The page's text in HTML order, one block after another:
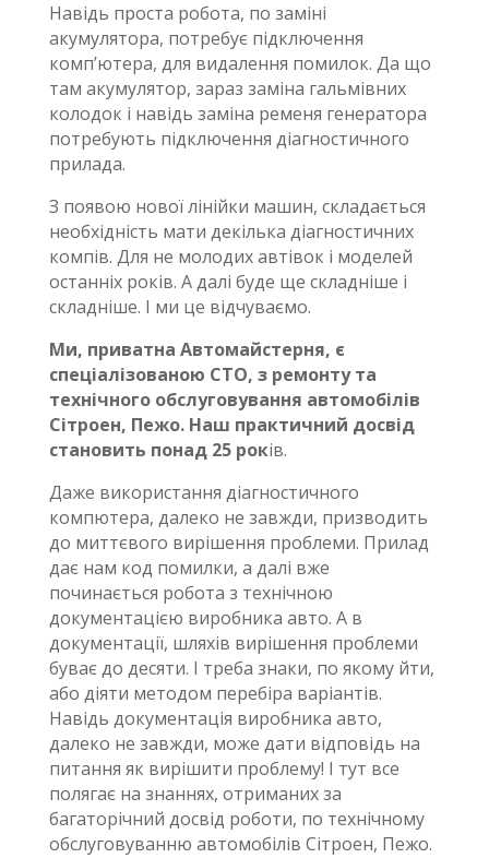
Навідь проста робота, по заміні
акумулятора, потребує підключення
комп’ютера, для видалення помилок. Да що
там акумулятор, зараз заміна гальмівних
колодок і навідь заміна ременя генератора
потребують підключення діагностичного
прилада.
З появою нової лінійки машин, складається
необхідність мати декілька діагностичних
компів. Для не молодих автівок і моделей
останніх років. А далі буде ще складніше і
складніше. І ми це відчуваємо.
Ми, приватна Автомайстерня, є
спеціалізованою СТО, з ремонту та
технічного обслуговування автомобілів
Сітроен, Пежо. Наш практичний досвід
становить понад 25 років.
Даже використання діагностичного
компютера, далеко не завжди, призводить
до миттєвого вирішення проблеми. Прилад
дає нам код помилки, а далі вже
починається робота з технічною
документацією виробника авто. А в
документації, шляхів вирішення проблеми
буває до десяти. І треба знаки, по якому йти,
або діяти методом перебіра варіантів.
Навідь документація виробника авто,
далеко не завжди, може дати відповідь на
питання як вирішити проблему! І тут все
полягає на знаннях, отриманих за
багаторічний досвід роботи, по технічному
обслуговуванню автомобілів Сітроен, Пежо.